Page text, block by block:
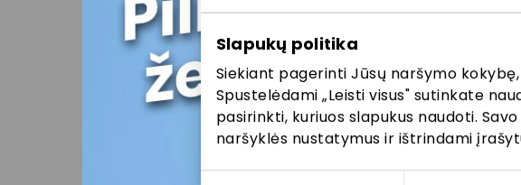
Slapukų politika
Siekiant pagerinti Jūsų naršymo
Spustelėdami „Leisti visus" sutinkate
pasirinkti, kuriuos slapukus naudoti.
naršyklės nustatymus ir ištrindami
Konsultacijos telefonu
Dovanų kortelė
Dovanų kortelės